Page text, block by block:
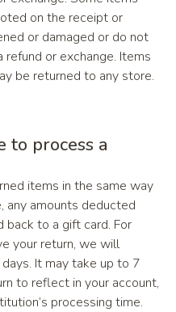
on the receipt or
or damaged or do not
or exchange. Items
be returned to any store.
to process a
items in the same way
any amounts deducted
to a gift card. For
your return, we will
It may take up to 7
to reflect in your account,
processing time.